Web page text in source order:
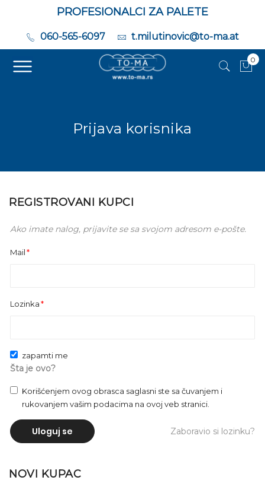
PROFESIONALCI ZA PALETE
060-565-6097 t.milutinovic@to-ma.at
0
Prijava korisnika
REGISTROVANI KUPCI
Ako imate nalog, prijavite se sa svojom adresom e-pošte.
Mail
Lozinka
zapamti me
Šta je ovo?
Korišćenjem ovog obrasca saglasni ste sa čuvanjem i
rukovanjem vašim podacima na ovoj veb stranici.
Uloguj se Zaboravio si lozinku?
NOVI KUPAC